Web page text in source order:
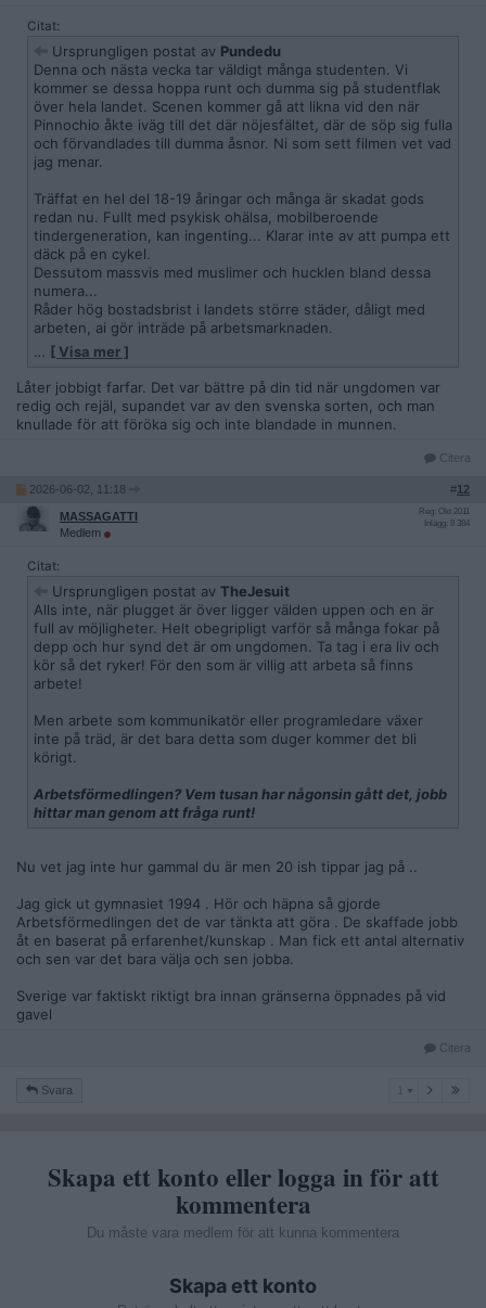
Citat:
Ursprungligen postat av Pundedu
Denna och nästa vecka tar väldigt många studenten. Vi
kommer se dessa hoppa runt och dumma sig på studentflak
över hela landet. Scenen kommer gå att likna vid den när
Pinnochio åkte iväg till det där nöjesfältet, där de söp sig fulla
och förvandlades till dumma åsnor. Ni som sett filmen vet vad
jag menar.
Träffat en hel del 18-19 åringar och många är skadat gods
redan nu. Fullt med psykisk ohälsa, mobilberoende
tindergeneration, kan ingenting... Klarar inte av att pumpa ett
däck på en cykel.
Dessutom massvis med muslimer och hucklen bland dessa
numera...
Råder hög bostadsbrist i landets större städer, dåligt med
arbeten, ai gör inträde på arbetsmarknaden.
Finns det något att se fram emot för dessa?
Kommer samhället har nytta av de???
… [ Visa mer ]
Låter jobbigt farfar. Det var bättre på din tid när ungdomen var
redig och rejäl, supandet var av den svenska sorten, och man
knullade för att föröka sig och inte blandade in munnen.
Citera
2026-06-02, 11:18 #12
MASSAGATTI
Medlem
Reg: Okt 2011
Inlägg: 8 384
Citat:
Ursprungligen postat av TheJesuit
Alls inte, när plugget är över ligger välden uppen och en är
full av möjligheter. Helt obegripligt varför så många fokar på
depp och hur synd det är om ungdomen. Ta tag i era liv och
kör så det ryker! För den som är villig att arbeta så finns
arbete!
Men arbete som kommunikatör eller programledare växer
inte på träd, är det bara detta som duger kommer det bli
körigt.
Arbetsförmedlingen? Vem tusan har någonsin gått det, jobb
hittar man genom att fråga runt!
Nu vet jag inte hur gammal du är men 20 ish tippar jag på ..
Jag gick ut gymnasiet 1994 . Hör och häpna så gjorde
Arbetsförmedlingen det de var tänkta att göra . De skaffade jobb
åt en baserat på erfarenhet/kunskap . Man fick ett antal alternativ
och sen var det bara välja och sen jobba.
Sverige var faktiskt riktigt bra innan gränserna öppnades på vid
gavel
Citera
Svara
Skapa ett konto eller logga in för att
kommentera
Du måste vara medlem för att kunna kommentera
Skapa ett konto